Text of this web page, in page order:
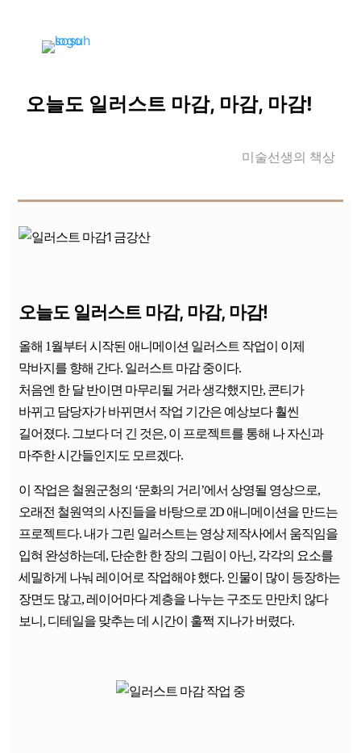
오늘도 일러스트 마감, 마감, 마감!
미술선생의 책상
오늘도 일러스트 마감, 마감, 마감!
올해 1월부터 시작된 애니메이션 일러스트 작업이 이제
막바지를 향해 간다. 일러스트 마감 중이다.
처음엔 한 달 반이면 마무리될 거라 생각했지만, 콘티가
바뀌고 담당자가 바뀌면서 작업 기간은 예상보다 훨씬
길어졌다. 그보다 더 긴 것은, 이 프로젝트를 통해 나 자신과
마주한 시간들인지도 모르겠다.
이 작업은 철원군청의 ‘문화의 거리’에서 상영될 영상으로,
오래전 철원역의 사진들을 바탕으로 2D 애니메이션을 만드는
프로젝트다. 내가 그린 일러스트는 영상 제작사에서 움직임을
입혀 완성하는데, 단순한 한 장의 그림이 아닌, 각각의 요소를
세밀하게 나눠 레이어로 작업해야 했다. 인물이 많이 등장하는
장면도 많고, 레이어마다 계층을 나누는 구조도 만만치 않다
보니, 디테일을 맞추는 데 시간이 훌쩍 지나가 버렸다.